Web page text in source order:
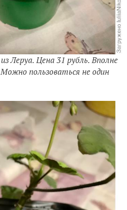
Леруа. Цена 31 рубль. Вполне
пользоваться не один